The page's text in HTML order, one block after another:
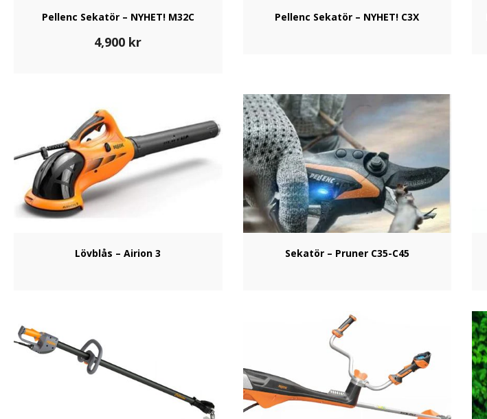
Pellenc Sekatör – NYHET! M32C
4,900 kr
Pellenc Sekatör – NYHET! C3X
Lövblås – Airion 3 Sekatör – Pruner C35-C45